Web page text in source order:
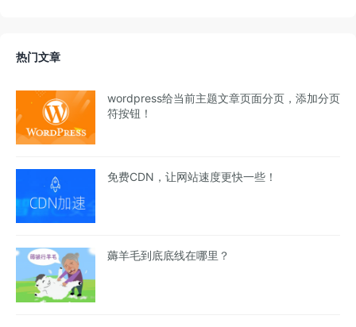
热门文章
wordpress给当前主题文章页面分页，添加分页
符按钮！
免费CDN，让网站速度更快一些！
薅羊毛到底底线在哪里？